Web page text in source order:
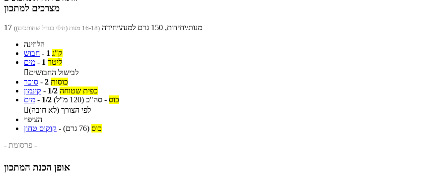
מצרכים למתכון
17 מנות/יחידות, 150 גרם למנה\יחידה (16-18 מנות (תלוי בגודל שחותכים))
הלוזינה
חבוש - 1 ק"ג
מים - 1 ליטר
לבישול החבושים
סוכר - 2 כוסות
קינמון - 1/2 כפית שטוחה
מים - 1/2 כוס - סה"כ (120 מ"ל)
לפי הצורך (לא חובה)
הציפוי
קוקוס טחון - כוס (76 גרם)
- פרסומת -
אופן הכנת המתכון